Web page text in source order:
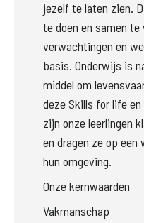
jezelf te laten zien.
te doen en samen
verwachtingen en
basis. Onderwijs is
middel om
deze Skills for life en
zijn onze leerlingen
en dragen ze op een
hun omgeving.
Onze kernwaarden
Vakmanschap